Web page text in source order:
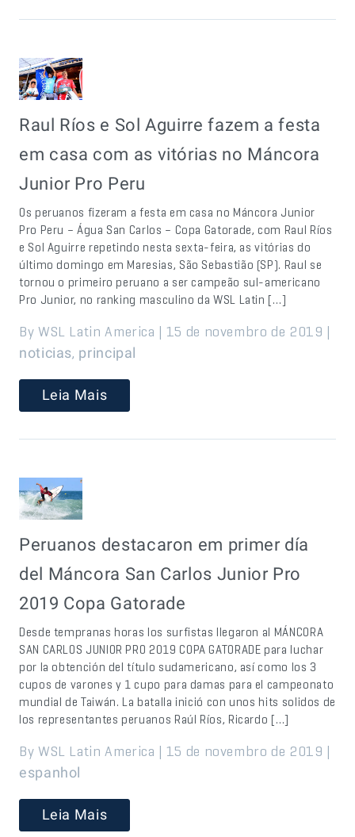
Raul Ríos e Sol Aguirre fazem a festa
em casa com as vitórias no Máncora
Junior Pro Peru
Os peruanos fizeram a festa em casa no Máncora Junior
Pro Peru – Água San Carlos – Copa Gatorade, com Raul Ríos
e Sol Aguirre repetindo nesta sexta-feira, as vitórias do
último domingo em Maresias, São Sebastião (SP). Raul se
tornou o primeiro peruano a ser campeão sul-americano
Pro Junior, no ranking masculino da WSL Latin […]
By WSL Latin America | 15 de novembro de 2019 |
noticias, principal
Leia Mais
Peruanos destacaron em primer día
del Máncora San Carlos Junior Pro
2019 Copa Gatorade
Desde tempranas horas los surfistas llegaron al MÁNCORA
SAN CARLOS JUNIOR PRO 2019 COPA GATORADE para luchar
por la obtención del título sudamericano, así como los 3
cupos de varones y 1 cupo para damas para el campeonato
mundial de Taiwán. La batalla inició con unos hits solidos de
los representantes peruanos Raúl Ríos, Ricardo […]
By WSL Latin America | 15 de novembro de 2019 |
espanhol
Leia Mais